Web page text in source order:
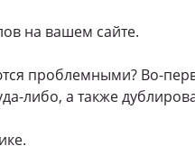
на вашем сайте.
проблемными? Во-
либо, а также